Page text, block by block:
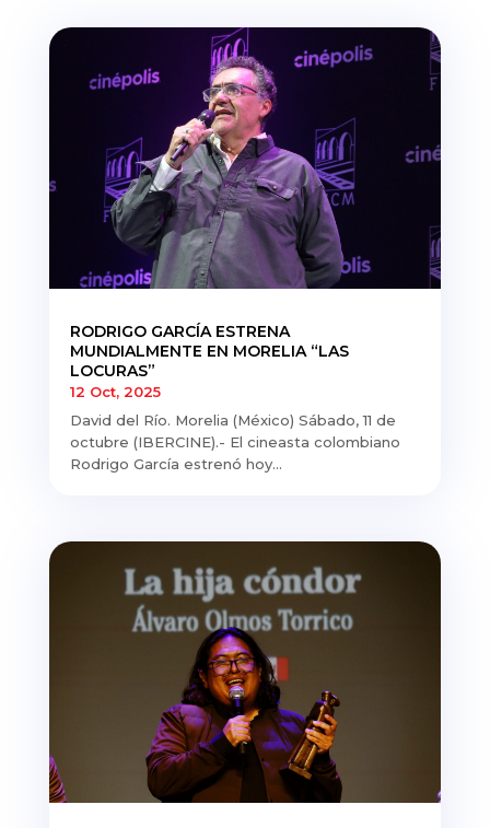
RODRIGO GARCÍA ESTRENA
MUNDIALMENTE EN MORELIA “LAS
LOCURAS”
12 Oct, 2025
David del Río. Morelia (México) Sábado, 11 de
octubre (IBERCINE).- El cineasta colombiano
Rodrigo García estrenó hoy...